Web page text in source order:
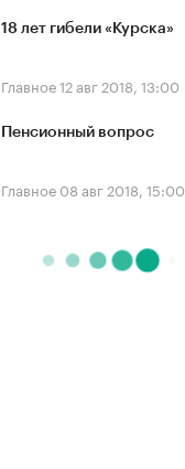
18 лет гибели «Курска»
Главное12 авг 2018, 13:00
Пенсионный вопрос
Главное 08 авг 2018, 15:00